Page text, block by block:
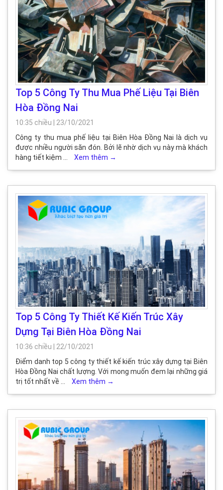
Top 5 Công Ty Thu Mua Phế Liệu Tại Biên
Hòa Đồng Nai
10:35 chiều
23/10/2021
Công ty thu mua phế liệu tại Biên Hòa Đồng Nai là dịch vụ
được nhiều người săn đón. Bởi lẽ nhờ dịch vụ này mà khách
hàng tiết kiệm …
Xem thêm →
Top 5 Công Ty Thiết Kế Kiến Trúc Xây
Dựng Tại Biên Hòa Đồng Nai
10:36 chiều
22/10/2021
Điểm danh top 5 công ty thiết kế kiến trúc xây dựng tại Biên
Hòa Đồng Nai chất lượng. Với mong muốn đem lại những giá
trị tốt nhất về …
Xem thêm →